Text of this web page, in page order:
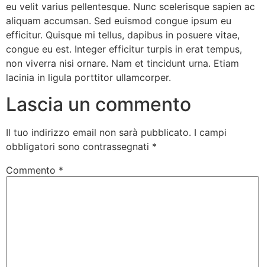
eu velit varius pellentesque. Nunc scelerisque sapien ac
aliquam accumsan. Sed euismod congue ipsum eu
efficitur. Quisque mi tellus, dapibus in posuere vitae,
congue eu est. Integer efficitur turpis in erat tempus,
non viverra nisi ornare. Nam et tincidunt urna. Etiam
lacinia in ligula porttitor ullamcorper.
Lascia un commento
Il tuo indirizzo email non sarà pubblicato. I campi
obbligatori sono contrassegnati *
Commento *